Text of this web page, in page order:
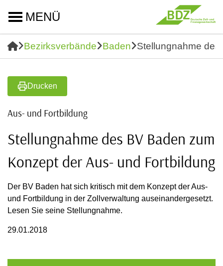
MENÜ
Bezirksverbände Baden Stellungnahme
Drucken
Aus- und Fortbildung
Stellungnahme des BV Baden zum
Konzept der Aus- und Fortbildung
Der BV Baden hat sich kritisch mit dem Konzept der Aus-
und Fortbildung in der Zollverwaltung auseinandergesetzt.
Lesen Sie seine Stellungnahme.
29.01.2018